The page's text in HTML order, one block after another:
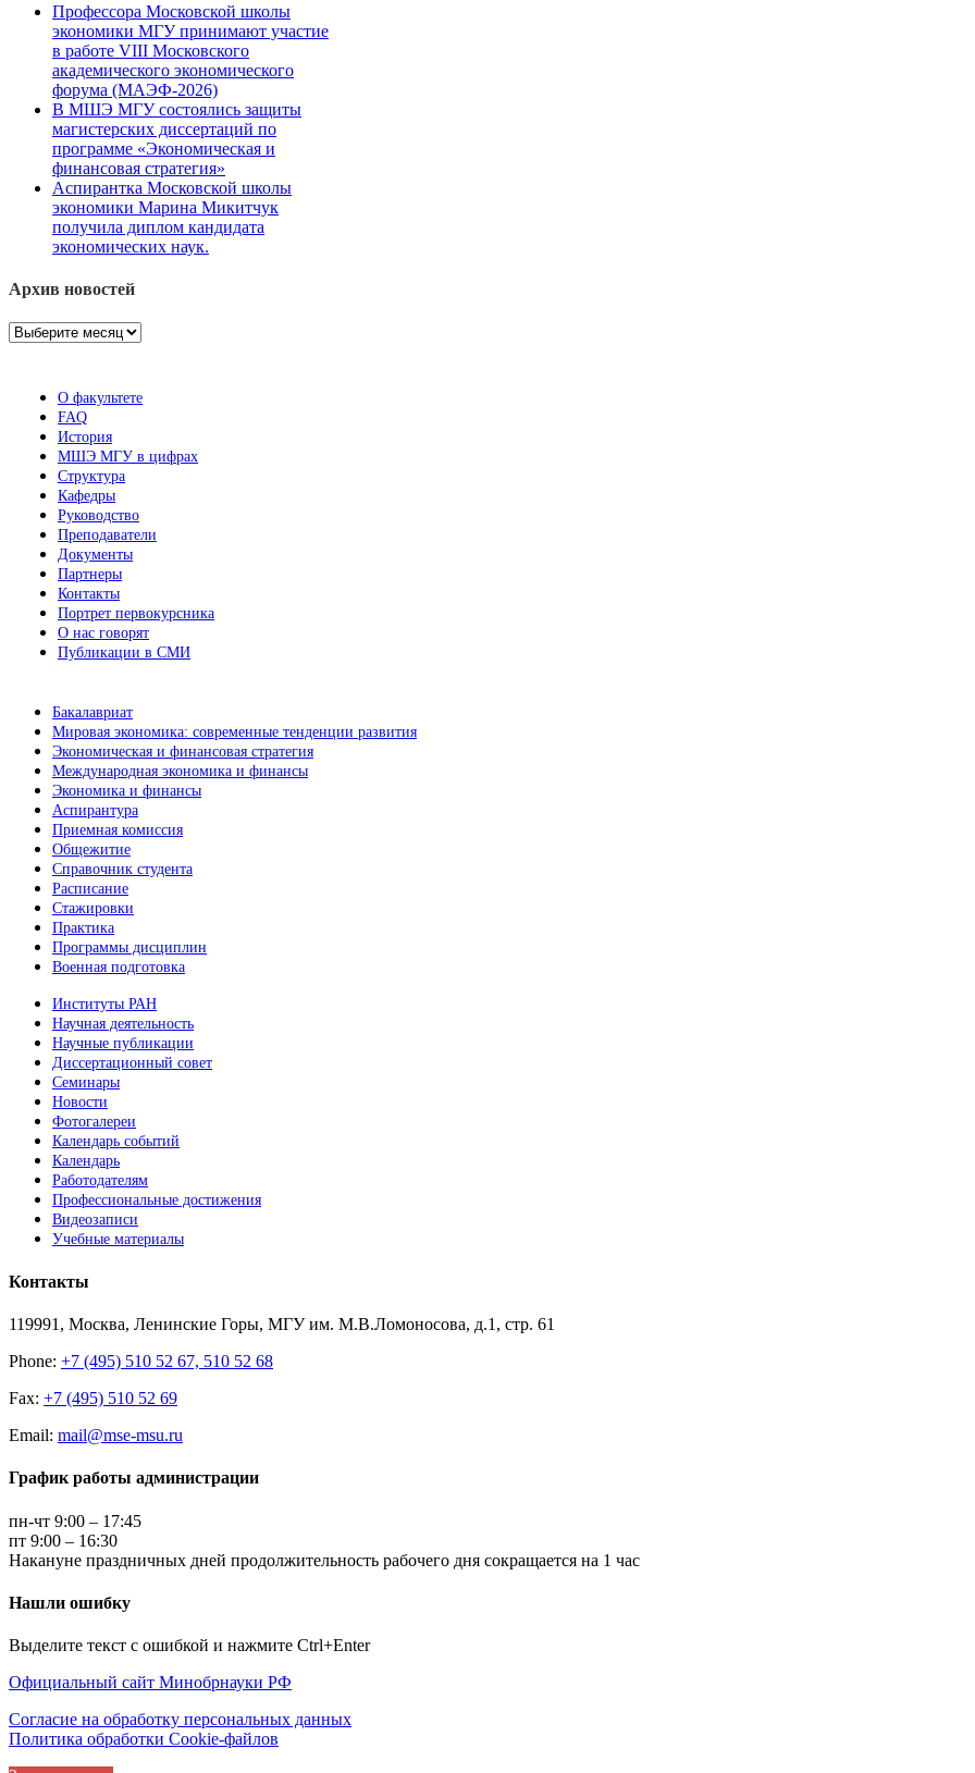
Профессора Московской школы
экономики МГУ принимают участие
в работе VIII Московского
академического экономического
форума (МАЭФ-2026)
В МШЭ МГУ состоялись защиты
магистерских диссертаций по
программе «Экономическая и
финансовая стратегия»
Аспирантка Московской школы
экономики Марина Микитчук
получила диплом кандидата
экономических наук.
Архив новостей
Архив
О факультете
FAQ
История
МШЭ МГУ в цифрах
Структура
Кафедры
Руководство
Преподаватели
Документы
Партнеры
Контакты
Портрет первокурсника
О нас говорят
Публикации в СМИ
Бакалавриат
Мировая экономика: современные тенденции развития
Экономическая и финансовая стратегия
Международная экономика и финансы
Экономика и финансы
Аспирантура
Приемная комиссия
Общежитие
Справочник студента
Расписание
Стажировки
Практика
Программы дисциплин
Военная подготовка
Институты РАН
Научная деятельность
Научные публикации
Диссертационный совет
Семинары
Новости
Фотогалереи
Календарь событий
Календарь
Работодателям
Профессиональные достижения
Видеозаписи
Учебные материалы
Контакты
119991, Москва, Ленинские Горы, МГУ им. М.В.Ломоносова, д.1, стр. 61
Phone: +7 (495) 510 52 67, 510 52 68
Fax: +7 (495) 510 52 69
Email: mail@mse-msu.ru
График работы администрации
пн-чт 9:00 – 17:45
пт 9:00 – 16:30
Накануне праздничных дней продолжительность рабочего дня сокращается на 1 час
Нашли ошибку
Выделите текст с ошибкой и нажмите Ctrl+Enter
Официальный сайт Минобрнауки РФ
Согласие на обработку персональных данных
Политика обработки Cookie-файлов